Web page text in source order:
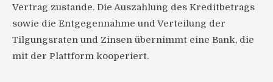
Vertrag zustande. Die Auszahlung des Kreditbetrags
sowie die Entgegennahme und Verteilung der
Tilgungsraten und Zinsen übernimmt eine Bank, die
mit der Plattform kooperiert.